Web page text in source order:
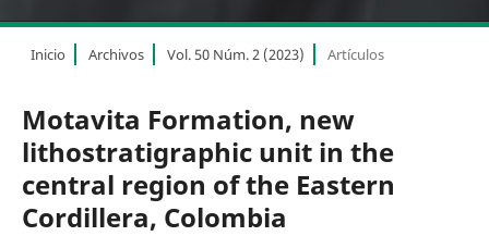
Inicio Archivos Vol. 50 Núm. 2 (2023) Artículos
Motavita Formation, new
lithostratigraphic unit in the
central region of the Eastern
Cordillera, Colombia